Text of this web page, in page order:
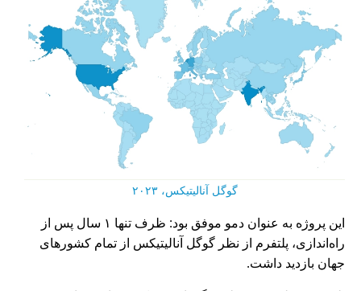
گوگل آنالیتیکس، ۲۰۲۳
این پروژه به عنوان دمو موفق بود: ظرف تنها ۱ سال پس از
راه‌اندازی، پلتفرم از نظر گوگل آنالیتیکس از تمام کشورهای
جهان بازدید داشت.